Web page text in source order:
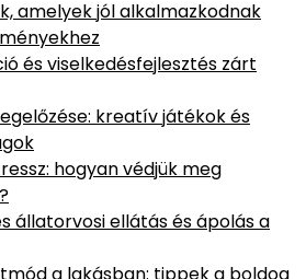
amelyek jól alkalmazkodnak
és viselkedésfejlesztés zárt
kreatív játékok és
hogyan védjük meg
állatorvosi ellátás és ápolás a